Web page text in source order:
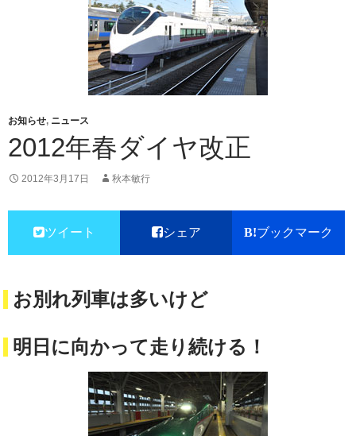
お知らせ, ニュース
2012年春ダイヤ改正
2012年3月17日 秋本敏行
ツイート シェア ブックマーク
お別れ列車は多いけど
明日に向かって走り続ける！